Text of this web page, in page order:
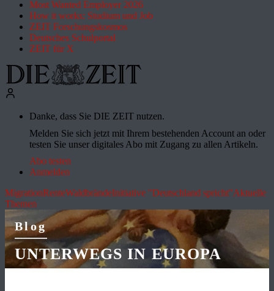
Most Wanted Employer 2026
How it works: Studium und Job
ZEIT Forschungskosmos
Deutsches Schulportal
ZEIT für X
Danke, dass Sie DIE ZEIT nutzen.
Melden Sie sich jetzt mit Ihrem bestehenden Account an oder
testen Sie unser digitales Abo mit Zugang zu allen Artikeln.
Abo testen
Anmelden
MigrationRenteWaldbrändeInitiative "Deutschland spricht"Aktuelle
Themen
Blog
UNTERWEGS IN EUROPA